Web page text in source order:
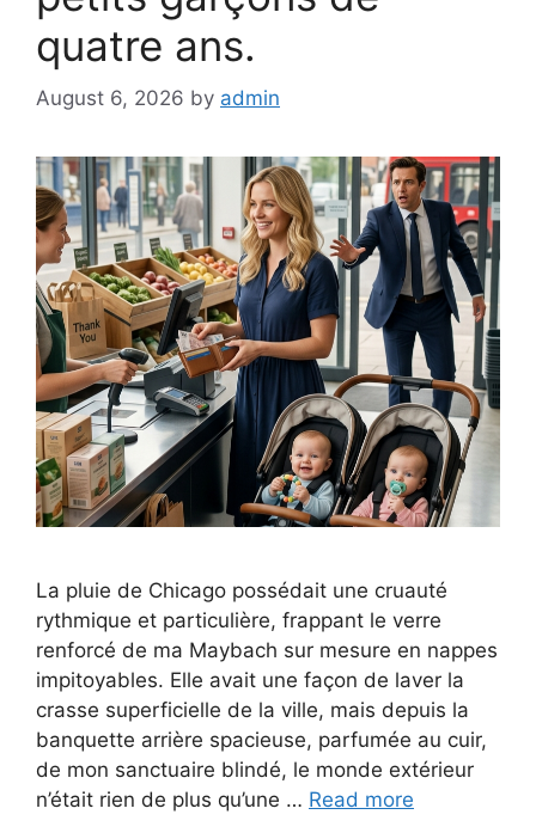
quatre ans.
August 6, 2026 by admin
La pluie de Chicago possédait une cruauté
rythmique et particulière, frappant le verre
renforcé de ma Maybach sur mesure en nappes
impitoyables. Elle avait une façon de laver la
crasse superficielle de la ville, mais depuis la
banquette arrière spacieuse, parfumée au cuir,
de mon sanctuaire blindé, le monde extérieur
n’était rien de plus qu’une … Read more